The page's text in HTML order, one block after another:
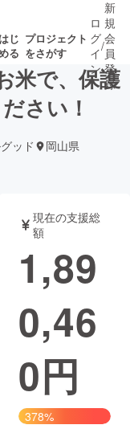
はじ
る
プロジェクト
をさがす
ト
もうすぐ公開
されます
音楽
ゲーム・サ
ロ
グ
イ
ン
/
新
規
会
員
登
録
米で、保護
さい！
ッド 岡山県
現在の支援総
額
1,89
0,46
0円
378%